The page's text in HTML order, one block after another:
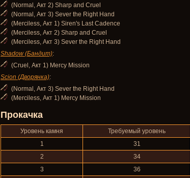
(Normal, Акт 2) Sharp and Cruel
(Normal, Акт 3) Sever the Right Hand
(Merciless, Акт 1) Siren's Last Cadence
(Merciless, Акт 2) Sharp and Cruel
(Merciless, Акт 3) Sever the Right Hand
Shadow (Бандит):
(Cruel, Акт 1) Mercy Mission
Scion (Дворянка):
(Normal, Акт 3) Sever the Right Hand
(Merciless, Акт 1) Mercy Mission
Прокачка
Уровень камня Требуемый уровень
1
31
2
34
3
36